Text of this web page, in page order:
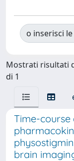
o inserisci
Mostrati risultati
di 1
Time-
brain